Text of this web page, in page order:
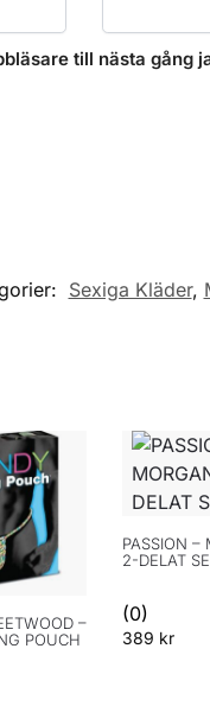
till nästa gång
Sexiga Kläder,
–
POUCH
PASSION –
2-DELAT
(0)
389 kr